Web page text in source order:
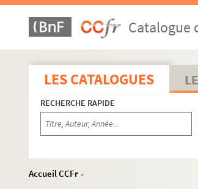
Catalogue
LES CATALOGUES
RECHERCHE RAPIDE
Accueil CCFr >